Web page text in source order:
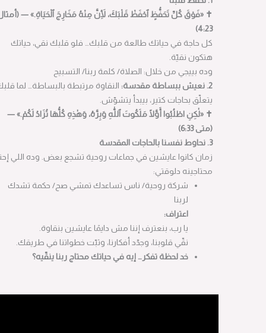
✝ «فَوْقَ كُلِّ تَحَفُّظٍ ٱحْفَظْ قَلْبَكَ، لِأَنَّ مِنْهُ مَخَارِجَ ٱلْحَيَاةِ.» — (أمثال
كل حاجة في حياتك طالعة من قلبك… فلو قلبك نقي، حياتك
هتكون نقيّة.
وده بييجي من خلال:الصلاة/ كلمة ربنا/ التسبيح
النقاوة مرتبطة بالبساطة… لما قلبك
يتعلّق بحاجات كتير، بيبدأ يتشوّش.
✝ «لٰكِنِ اطْلُبُوا أَوَّلًا مَلَكُوتَ ٱللّٰهِ وَبِرَّهُ، وَهٰذِهِ كُلُّهَا تُزَادُ لَكُمْ.» —
زمان كانوا عايشين في جماعات روحية تشجع بعض. وده اللي إحنا
محتاجينه دلوقتي:
شركة روحية/ ناس تساعدك تمشي صح/ حكمة تشدك
يا رب، بنعترف إننا مش دايمًا عايشين بنقاوة.
نقّي قلوبنا، وجدّد أفكارنا،وثبّت خطواتنا في طريقك.
خد لحظة تفكر… إيه في حياتك محتاج ربنا ينقّيه؟